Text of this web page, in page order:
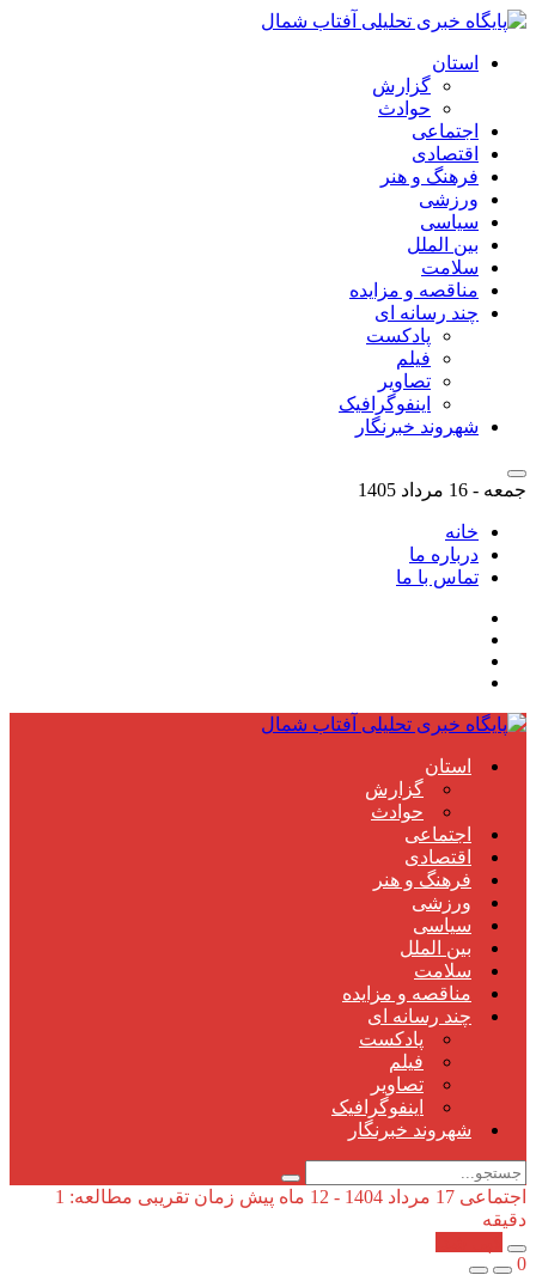
استان
گزارش
حوادث
اجتماعی
اقتصادی
فرهنگ و هنر
ورزشی
سیاسی
بین الملل
سلامت
مناقصه و مزایده
چند رسانه ای
پادکست
فیلم
تصاویر
اینفوگرافیک
شهروند خبرنگار
جمعه - 16 مرداد 1405
خانه
درباره ما
تماس با ما
استان
گزارش
حوادث
اجتماعی
اقتصادی
فرهنگ و هنر
ورزشی
سیاسی
بین الملل
سلامت
مناقصه و مزایده
چند رسانه ای
پادکست
فیلم
تصاویر
اینفوگرافیک
شهروند خبرنگار
اجتماعی 17 مرداد 1404 - 12 ماه پیش
زمان تقریبی مطالعه: 1
دقیقه
0